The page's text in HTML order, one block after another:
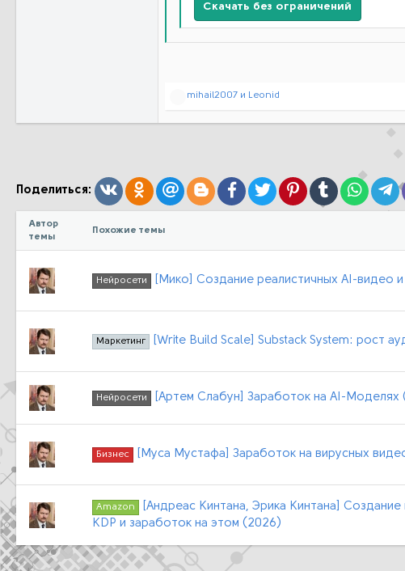
Скачать без ограничений
Р
:
mihail2007 и Leonid
Поделиться: ВконтактеОдноклассники
Mail.ruBloggerFacebook
TwitterPinterestTumblr
Автор
темы
Похожие темы
Нейросети [Мико] Создание реалистичных AI-видео
Маркетинг [Write Build Scale] Substack System: рост
Нейросети [Артем Слабун] Заработок на AI-Моделях
Бизнес [Муса Мустафа] Заработок на вирусных
Amazon
[Андреас Кинтана, Эрика Кинтана]
KDP и заработок на этом (2026)